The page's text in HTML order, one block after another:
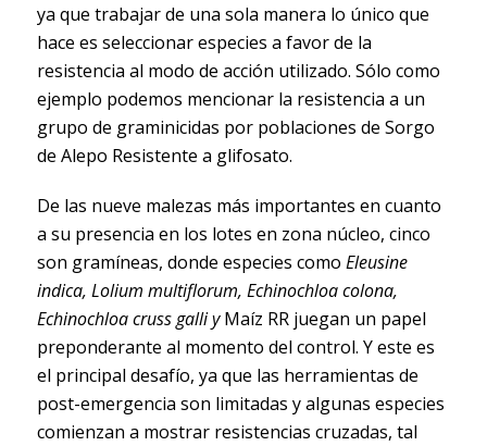
ya que trabajar de una sola manera lo único que
hace es seleccionar especies a favor de la
resistencia al modo de acción utilizado. Sólo como
ejemplo podemos mencionar la resistencia a un
grupo de graminicidas por poblaciones de Sorgo
de Alepo Resistente a glifosato.
De las nueve malezas más importantes en cuanto
a su presencia en los lotes en zona núcleo, cinco
son gramíneas, donde especies como Eleusine
indica, Lolium multiflorum, Echinochloa colona,
Echinochloa cruss galli yMaíz RR juegan un papel
preponderante al momento del control. Y este es
el principal desafío, ya que las herramientas de
post-emergencia son limitadas y algunas especies
comienzan a mostrar resistencias cruzadas, tal